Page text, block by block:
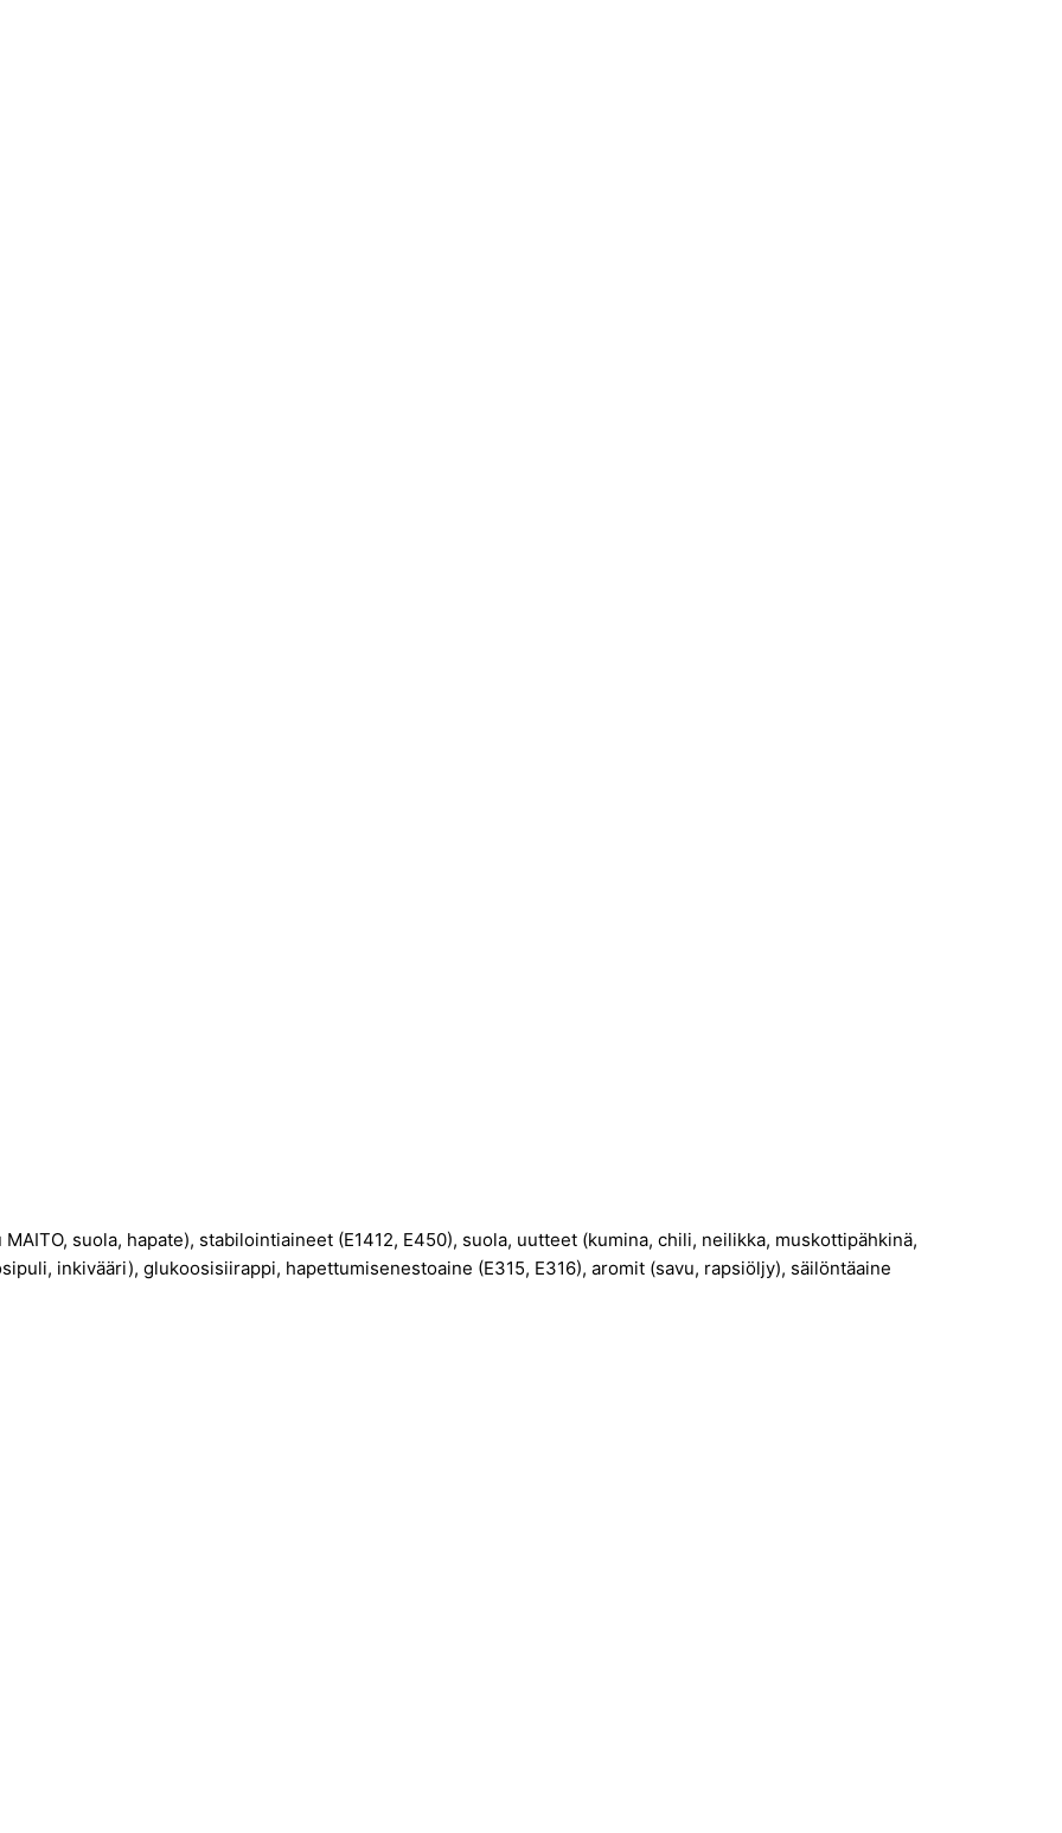
suola, hapate), stabilointiaineet (E1412, E450), suola, uutteet (kumina, chili, neilikka, muskottipähkinä,
inkivääri), glukoosisiirappi, hapettumisenestoaine (E315, E316), aromit (savu, rapsiöljy), säilöntäaine